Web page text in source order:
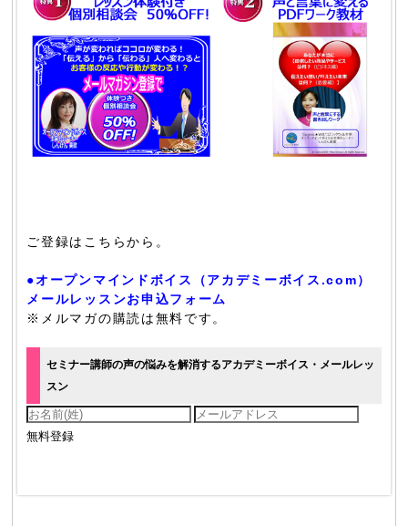
ご登録はこちらから。
●オープンマインドボイス（アカデミーボイス.com）
メールレッスンお申込フォーム
※メルマガの購読は無料です。
セミナー講師の声の悩みを解消するアカデミーボイス・メールレッ
スン